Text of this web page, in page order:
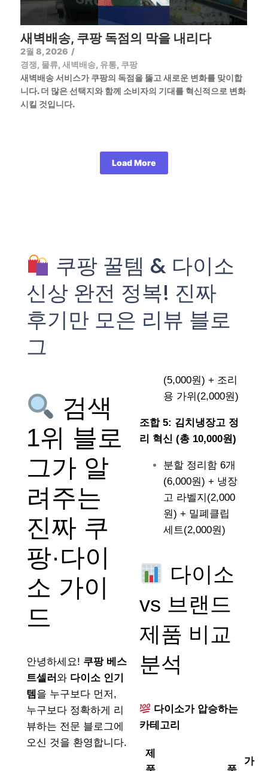
새벽배송, 쿠팡 독점의 막을 내리다
2월 8, 2026 /
경쟁, 물류, 새벽배송, 유통, 쿠팡
새벽배송 서비스가 쿠팡의 독점을 뚫고 새로운 변화를 맞이합
니다. 더 많은 선택지와 함께 소비자의 기대를 혁신적으로 변화
시킬 것입니다.
Load More
쿠팡 꿀템 & 다이소
신상 완전 정복! 진짜
후기만 모은 리뷰 블로
그
검색
1위 블로
그가 알
려주는
진짜 쿠
팡·다이
소 가이
드
안녕하세요! 쿠팡 베스
트셀러 와 다이소 인기
템 을 누구보다 먼저,
누구보다 정확하게 리
뷰하는 전문 블로그에
오신 것을 환영합니다.
(5,000원) + 조리
용 가위(2,000원)
조합 5: 김치냉장고 정
리 혁신 (총 10,000원)
분할 정리함 6개
(6,000원) + 냉장
고 라벨지(2,000
원) + 밀폐클립
세트(2,000원)
다이소
vs 브랜드
제품 비교
분석
다이소가 압승하는
카테고리
제
가